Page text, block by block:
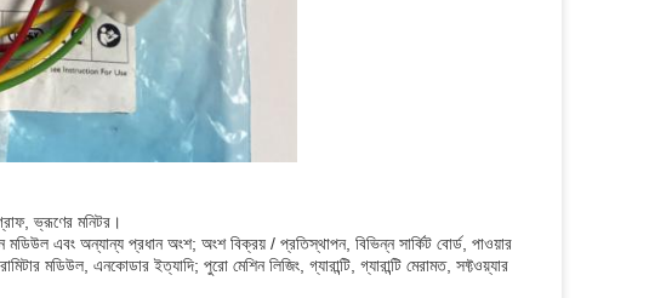
ভ্রূণের মনিটর।
মডিউল এবং অন্যান্য প্রধান অংশ; অংশ বিক্রয় / প্রতিস্থাপন, বিভিন্ন সার্কিট বোর্ড, পাওয়ার
মডিউল, এনকোডার ইত্যাদি; পুরো মেশিন লিজিং, গ্যারান্টি, গ্যারান্টি মেরামত, সফ্টওয়্যার